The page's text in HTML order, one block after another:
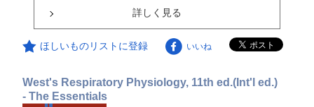
詳しく見る
ほしいものリストに登録 いいね
West's Respiratory Physiology, 11th ed.(Int'l ed.)
- The Essentials